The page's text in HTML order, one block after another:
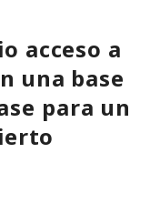
acceso a
una base
para un